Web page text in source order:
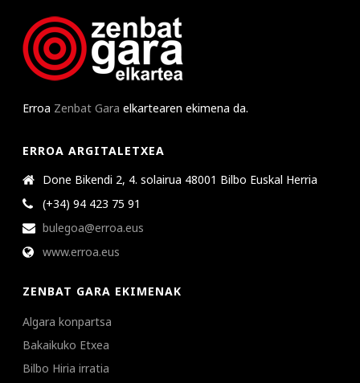
Erroa Zenbat Gara elkartearen ekimena da.
ERROA ARGITALETXEA
Done Bikendi 2, 4. solairua 48001 Bilbo Euskal Herria
(+34) 94 423 75 91
bulegoa@erroa.eus
www.erroa.eus
ZENBAT GARA EKIMENAK
Algara konpartsa
Bakaikuko Etxea
Bilbo Hiria irratia